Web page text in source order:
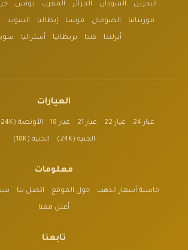
البحرين السودان الجزائر المغرب تونس
موريتانيا الصومال فرنسا إيطاليا السويد
أيرلندا كندا بريطانيا أستراليا
العيارات
عيار 24 عيار 22 عيار 21 عيار 18 الأونصة (24K)
الجنية (24K) الجنية (18K)
معلومات
حاسبة أسعار الذهب حول الموقع اتصل بنا
أعلن معنا
تابعنا